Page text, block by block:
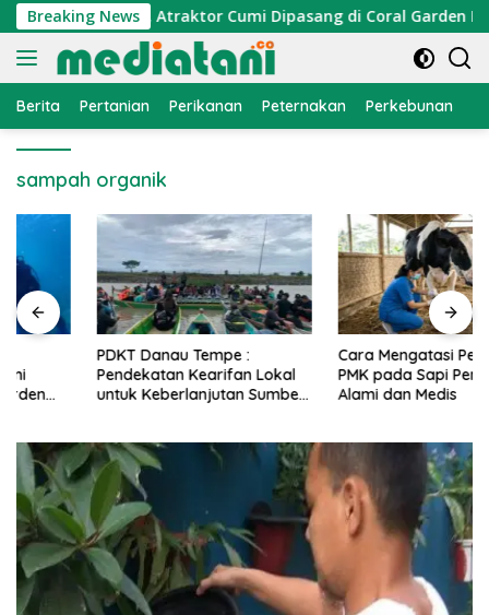
Langsung
ke
konten
Breaking News
Nelayan, Atraktor Cumi Dipasang di Coral Garden Pulau
Berita Pertanian Perikanan Peternakan Perkebunan
sampah organik
PDKT Danau Tempe :
Pendekatan Kearifan Lokal
untuk Keberlanjutan Sumber
Cara Mengatasi Penyakit
PMK pada Sapi Perah Secara
Alami dan Medis